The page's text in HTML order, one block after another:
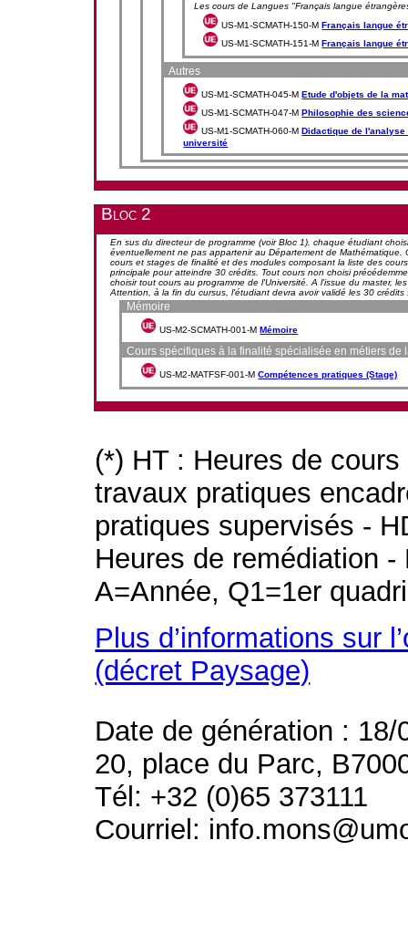
Les cours de Langues "Français langue
US-M1-SCMATH-150-MFrançais langue
US-M1-SCMATH-151-MFrançais langue
Autres
US-M1-SCMATH-045-MEtude d'objets de la
US-M1-SCMATH-047-MPhilosophie des
US-M1-SCMATH-060-MDidactique de
université
Bloc 2
En sus du directeur de programme (voir Bloc 1), chaque étudiant
éventuellement ne pas appartenir au Département de
cours et stages de finalité et des modules composant la liste des
principale pour atteindre 30 crédits. Tout cours non choisi
choisir tout cours au programme de l'Université. A l'issue du master,
Attention, à la fin du cursus, l'étudiant devra avoir validé les 30
Mémoire
US-M2-SCMATH-001-MMémoire
Cours spécifiques à la finalité spécialisée en métiers de
US-M2-MATFSF-001-MCompétences pratiques (Stage)
(*) HT : Heures de
travaux pratiques
pratiques supervisés -
Heures de remédiation
A=Année, Q1=1er
Plus d’informations sur
(décret Paysage)
Date de génération : 18/
20, place du Parc,
Tél: +32 (0)65 373111
Courriel: